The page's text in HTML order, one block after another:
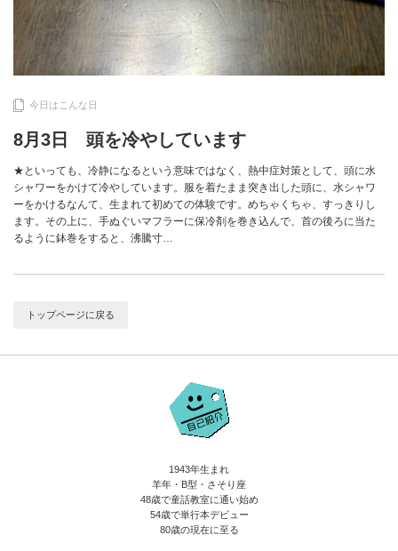
今日はこんな日
8月3日 頭を冷やしています
★といっても、冷静になるという意味ではなく、熱中症対策として、頭に水
シャワーをかけて冷やしています。服を着たまま突き出した頭に、水シャワ
ーをかけるなんて、生まれて初めての体験です。めちゃくちゃ、すっきりし
ます。その上に、手ぬぐいマフラーに保冷剤を巻き込んで、首の後ろに当た
るように鉢巻をすると、沸騰寸…
トップページに戻る
1943年生まれ
羊年・B型・さそり座
48歳で童話教室に通い始め
54歳で単行本デビュー
80歳の現在に至る